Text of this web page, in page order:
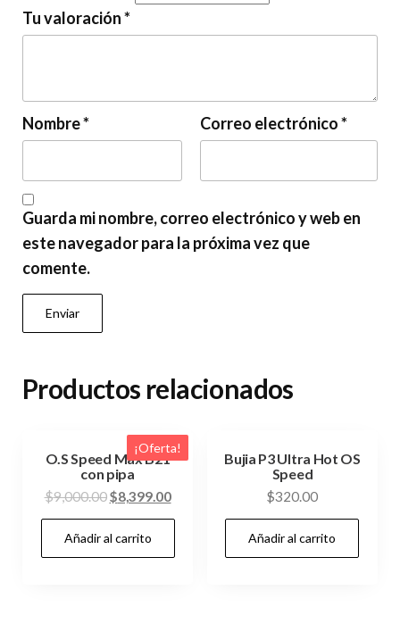
Tu valoración*
Nombre* Correo electrónico*
Guarda mi nombre, correo electrónico y web en
este navegador para la próxima vez que
comente.
Productos relacionados
¡Oferta!
O.S Speed Max B21
con pipa
$9,000.00El
precio
original
era:
$8,399.00El
precio
es:
Añadir al carrito
Bujia P3 Ultra Hot OS
Speed
$320.00
Añadir al carrito